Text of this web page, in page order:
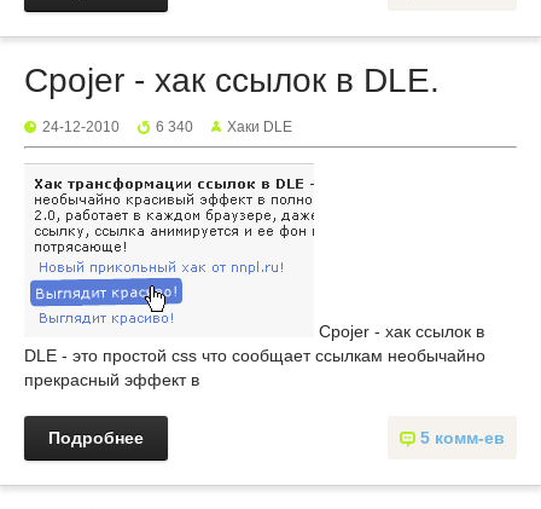
Cpojer - хак ссылок в DLE.
24-12-2010 6 340 Хаки DLE
Cpojer - хак ссылок в
DLE - это простой css что сообщает ссылкам необычайно
прекрасный эффект в
5 комм-ев
Подробнее